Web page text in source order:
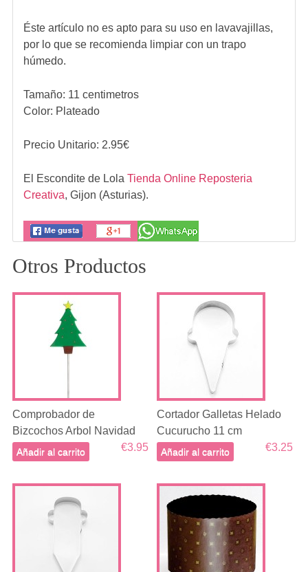
Éste artículo no es apto para su uso en lavavajillas,
por lo que se recomienda limpiar con un trapo
húmedo.
Tamaño: 11 centimetros
Color: Plateado
Precio Unitario: 2.95€
El Escondite de Lola Tienda Online Reposteria
Creativa, Gijon (Asturias).
Otros Productos
Comprobador de
Bizcochos Arbol Navidad
€3.95
Añadir al carrito
Cortador Galletas Helado
Cucurucho 11 cm
€3.25
Añadir al carrito